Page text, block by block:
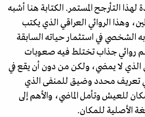
التأرجح المستمر. الكتابة هنا أشبه
وهذا الروائي العراقي الذي يكتب
الشخصي في استثمار حياته السابقة
روائي جذاب تختلط فيه صعوبات
الذي لا يمضي، ولكن من دون أن يقع في
تعريف محدد وضيق للمنفى الذي
للعيش وتأمل الماضي، والأهم إلى
الأصلية للمكان.